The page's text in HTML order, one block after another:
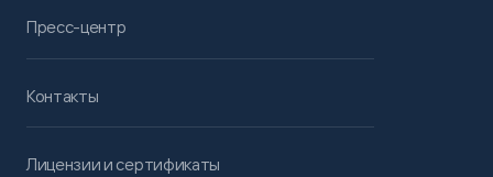
Пресс-центр
Контакты
Лицензии и сертификаты